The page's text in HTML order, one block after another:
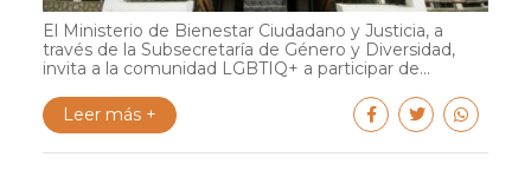
El Ministerio de Bienestar Ciudadano y Justicia, a
través de la Subsecretaría de Género y Diversidad,
invita a la comunidad LGBTIQ+ a participar de...
Leer más +